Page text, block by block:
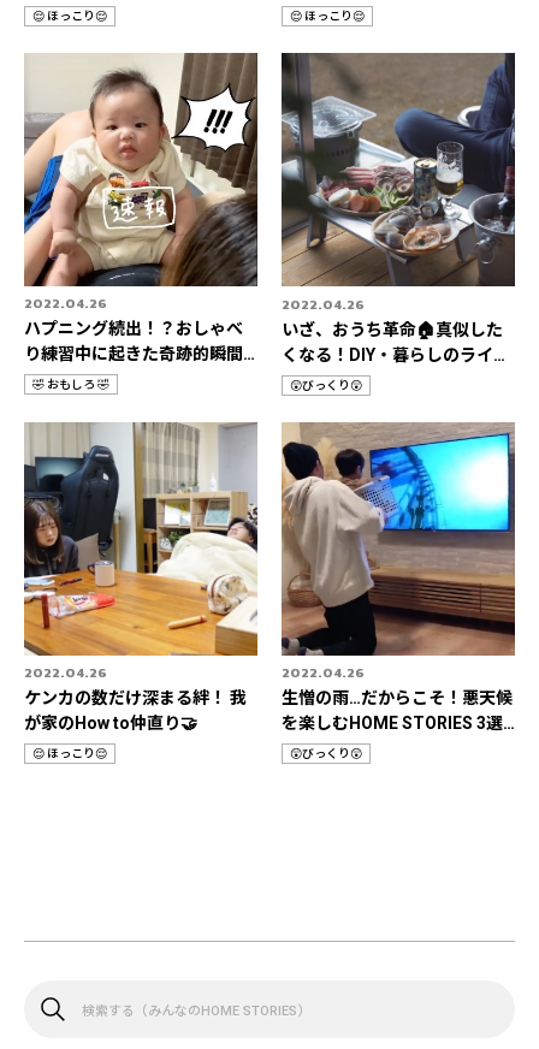
📹
カ
テ
😌 ほっこり😌
HOME STORIES 3選
カ
テ
ゴ
リ
😌 ほっこり😌
2022.04.26
ハプニング続出！？おしゃべ
り練習中に起きた奇跡的瞬間3
選📹
カ
テ
リ
🤣 おもしろ 🤣
2022.04.26
いざ、おうち革命🏠真似した
くなる！DIY・暮らしのライフ
ハック📹
カ
テ
ゴ
リ
😲びっくり😲
2022.04.26
ケンカの数だけ深まる絆！ 我
が家のHow to仲直り🤝
カ😌 ほっこり😌
2022.04.26
生憎の雨…だからこそ！悪天候
を楽しむHOME STORIES 3選
📹
カ😲びっくり😲